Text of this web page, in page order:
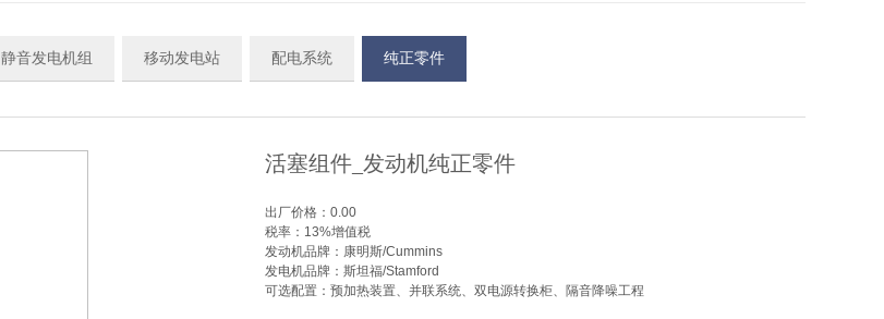
静音发电机组 移动发电站 配电系统 纯正零件
活塞组件_发动机纯正零件
出厂价格： 0.00
税率： 13%增值税
发动机品牌： 康明斯/Cummins
发电机品牌： 斯坦福/Stamford
可选配置： 预加热装置、并联系统、双电源转换柜、隔音降噪工程